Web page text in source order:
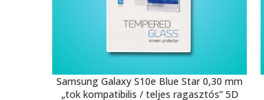
Samsung Galaxy S10e Blue Star 0,30 mm
„tok kompatibilis / teljes ragasztós” 5D